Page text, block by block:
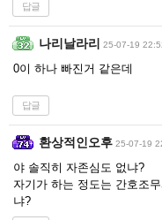
답글
나리날라리 25-07-19
0이 하나 빠진거 같은데
답글
환상적인오후 25-07-19
야 솔직히 자존심도 없냐?
자기가 하는 정도는 간호조
냐?